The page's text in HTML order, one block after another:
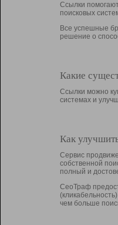
Ссылки
поисковых
Все успешные
решение о
Какие
Ссылки можно
системах и
Как
Сервис
собственной
полный и
СеоТраф
чем больше